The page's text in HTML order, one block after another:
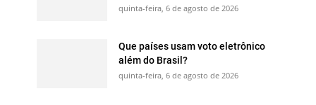
quinta-feira, 6 de agosto de 2026
Que países usam voto eletrônico
além do Brasil?
quinta-feira, 6 de agosto de 2026